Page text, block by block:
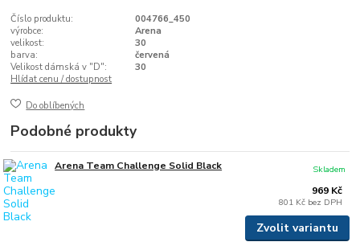
Číslo produktu:
004766_450
výrobce:
Arena
velikost:
30
barva:
červená
Velikost dámská v "D":
30
Hlídat cenu / dostupnost
Do oblíbených
Podobné produkty
Arena Team Challenge Solid Black
969 Kč
801 Kč bez DPH
Skladem
Zvolit variantu